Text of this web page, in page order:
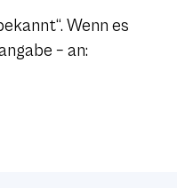
Wenn es
– an: